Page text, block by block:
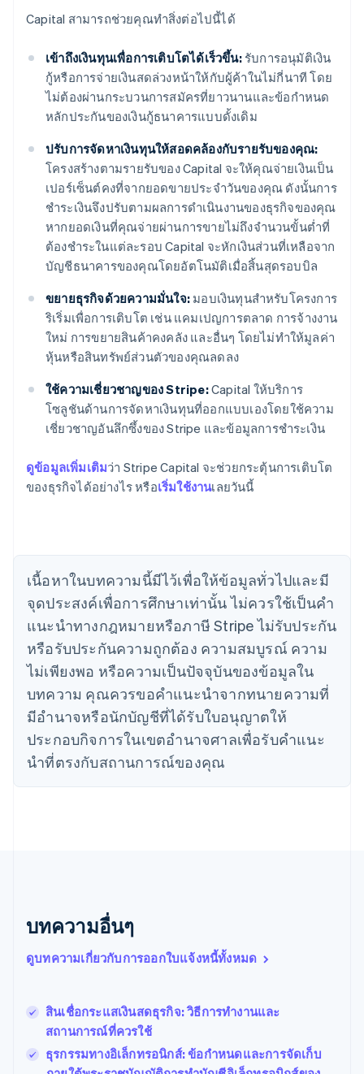
Capital สามารถช่วยคุณทำสิ่งต่อไปนี้ได้
เข้าถึงเงินทุนเพื่อการเติบโตได้เร็วขึ้น:รับการอนุมัติเงิน
กู้หรือการจ่ายเงินสดล่วงหน้าให้กับผู้ค้าในไม่กี่นาที โดย
ไม่ต้องผ่านกระบวนการสมัครที่ยาวนานและข้อกำหนด
หลักประกันของเงินกู้ธนาคารแบบดั้งเดิม
ปรับการจัดหาเงินทุนให้สอดคล้องกับรายรับของคุณ:
โครงสร้างตามรายรับของ Capital จะให้คุณจ่ายเงินเป็น
เปอร์เซ็นต์คงที่จากยอดขายประจำวันของคุณ ดังนั้นการ
ชำระเงินจึงปรับตามผลการดำเนินงานของธุรกิจของคุณ
หากยอดเงินที่คุณจ่ายผ่านการขายไม่ถึงจำนวนขั้นต่ำที่
ต้องชำระในแต่ละรอบ Capital จะหักเงินส่วนที่เหลือจาก
บัญชีธนาคารของคุณโดยอัตโนมัติเมื่อสิ้นสุดรอบบิล
ขยายธุรกิจด้วยความมั่นใจ: มอบเงินทุนสำหรับโครงการ
ริเริ่มเพื่อการเติบโต เช่น แคมเปญการตลาด การจ้างงาน
ใหม่ การขยายสินค้าคงคลัง และอื่นๆ โดยไม่ทำให้มูลค่า
หุ้นหรือสินทรัพย์ส่วนตัวของคุณลดลง
ใช้ความเชี่ยวชาญของ Stripe:Capital ให้บริการ
โซลูชันด้านการจัดหาเงินทุนที่ออกแบบเองโดยใช้ความ
เชี่ยวชาญอันลึกซึ้งของ Stripe และข้อมูลการชำระเงิน
ดูข้อมูลเพิ่มเติมว่า Stripe Capital จะช่วยกระตุ้นการเติบโต
ของธุรกิจได้อย่างไร หรือเริ่มใช้งานเลยวันนี้
เนื้อหาในบทความนี้มีไว้เพื่อให้ข้อมูลทั่วไปและมี
จุดประสงค์เพื่อการศึกษาเท่านั้น ไม่ควรใช้เป็นคํา
แนะนําทางกฎหมายหรือภาษี Stripe ไม่รับประกัน
หรือรับประกันความถูกต้อง ความสมบูรณ์ ความ
ไม่เพียงพอ หรือความเป็นปัจจุบันของข้อมูลใน
บทความ คุณควรขอคําแนะนําจากทนายความที่
มีอํานาจหรือนักบัญชีที่ได้รับใบอนุญาตให้
ประกอบกิจการในเขตอํานาจศาลเพื่อรับคําแนะ
นําที่ตรงกับสถานการณ์ของคุณ
บทความอื่นๆ
ดูบทความเกี่ยวกับการออกใบแจ้งหนี้ทั้งหมด
สินเชื่อกระแสเงินสดธุรกิจ: วิธีการทำงานและ
สถานการณ์ที่ควรใช้
ธุรกรรมทางอิเล็กทรอนิกส์: ข้อกําหนดและการจัดเก็บ
English
เขตบริหารพิเศษฮ่องกง ประเทศจีน
โครเอเชีย
จีนแผ่นดินใหญ่
简体中文English
ไซปรัส
English
ญี่ปุ่น
日本語 English
เดนมาร์ก
English
ไทย
นอร์เวย์
English
NederlandsFrançais
โปรตุเกส
PortuguêsEnglish
ฝรั่งเศส
FrançaisEnglish
EnglishSvenska